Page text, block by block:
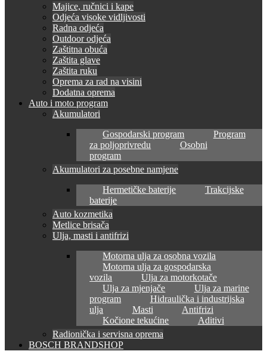
Majice, ručnici i kape
Odjeća visoke vidljivosti
Radna odjeća
Outdoor odjeća
Zaštitna obuća
Zaštita glave
Zaštita ruku
Oprema za rad na visini
Dodatna oprema
Auto i moto program
Akumulatori
Gospodarski program
Program
za poljoprivredu
Osobni
program
Akumulatori za posebne namjene
Hermetičke baterije
Trakcijske
baterije
Auto kozmetika
Metlice brisača
Ulja, masti i antifrizi
Motorna ulja za osobna vozila
Motorna ulja za gospodarska
vozila
Ulja za motorkotače
Ulja za mjenjače
Ulja za marine
program
Hidraulička i industrijska
ulja
Masti
Antifrizi
Kočione tekućine
Aditivi
Radionička i servisna oprema
BOSCH BRANDSHOP